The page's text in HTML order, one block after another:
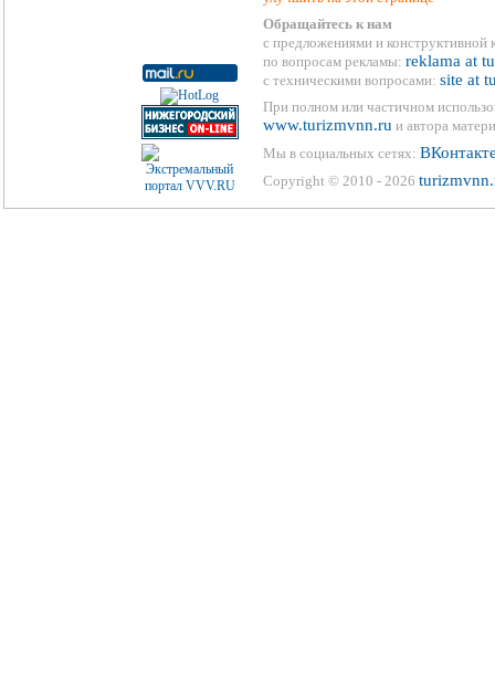
Обращайтесь к нам
с предложениями и конструктивной
по вопросам рекламы: reklama at
с техническими вопросами: site at
При полном или частичном
www.turizmvnn.ru и автора
Мы в социальных сетях:
Copyright © 2010 - 2026